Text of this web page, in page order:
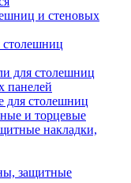
и стеновых
для столешниц
панелей
для столешниц
и торцевые
накладки,
защитные